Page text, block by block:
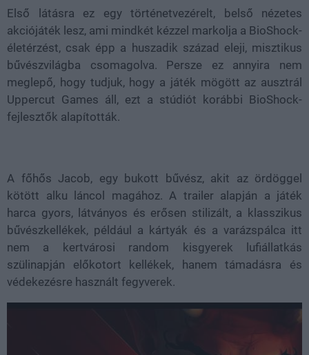
Első látásra ez egy történetvezérelt, belső nézetes
akciójáték lesz, ami mindkét kézzel markolja a BioShock-
életérzést, csak épp a huszadik század eleji, misztikus
bűvészvilágba csomagolva. Persze ez annyira nem
meglepő, hogy tudjuk, hogy a játék mögött az ausztrál
Uppercut Games áll, ezt a stúdiót korábbi BioShock-
fejlesztők alapították.
A főhős Jacob, egy bukott bűvész, akit az ördöggel
kötött alku láncol magához. A trailer alapján a játék
harca gyors, látványos és erősen stilizált, a klasszikus
bűvészkellékek, például a kártyák és a varázspálca itt
nem a kertvárosi random kisgyerek lufiállatkás
szülinapján előkotort kellékek, hanem támadásra és
védekezésre használt fegyverek.